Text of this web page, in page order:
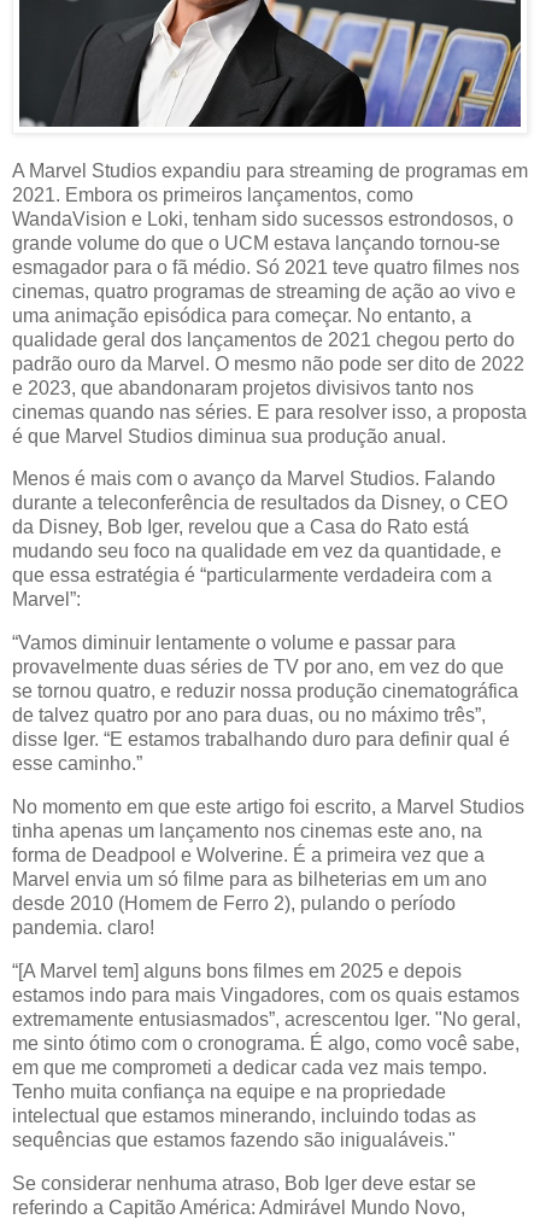
A Marvel Studios expandiu para streaming de programas em
2021. Embora os primeiros lançamentos, como
WandaVision e Loki, tenham sido sucessos estrondosos, o
grande volume do que o UCM estava lançando tornou-se
esmagador para o fã médio. Só 2021 teve quatro filmes nos
cinemas, quatro programas de streaming de ação ao vivo e
uma animação episódica para começar. No entanto, a
qualidade geral dos lançamentos de 2021 chegou perto do
padrão ouro da Marvel. O mesmo não pode ser dito de 2022
e 2023, que abandonaram projetos divisivos tanto nos
cinemas quando nas séries. E para resolver isso, a proposta
é que Marvel Studios diminua sua produção anual.
Menos é mais com o avanço da Marvel Studios. Falando
durante a teleconferência de resultados da Disney, o CEO
da Disney, Bob Iger, revelou que a Casa do Rato está
mudando seu foco na qualidade em vez da quantidade, e
que essa estratégia é “particularmente verdadeira com a
Marvel”:
“Vamos diminuir lentamente o volume e passar para
provavelmente duas séries de TV por ano, em vez do que
se tornou quatro, e reduzir nossa produção cinematográfica
de talvez quatro por ano para duas, ou no máximo três”,
disse Iger. “E estamos trabalhando duro para definir qual é
esse caminho.”
No momento em que este artigo foi escrito, a Marvel Studios
tinha apenas um lançamento nos cinemas este ano, na
forma de Deadpool e Wolverine. É a primeira vez que a
Marvel envia um só filme para as bilheterias em um ano
desde 2010 (Homem de Ferro 2), pulando o período
pandemia. claro!
“[A Marvel tem] alguns bons filmes em 2025 e depois
estamos indo para mais Vingadores, com os quais estamos
extremamente entusiasmados”, acrescentou Iger. "No geral,
me sinto ótimo com o cronograma. É algo, como você sabe,
em que me comprometi a dedicar cada vez mais tempo.
Tenho muita confiança na equipe e na propriedade
intelectual que estamos minerando, incluindo todas as
sequências que estamos fazendo são inigualáveis."
Se considerar nenhuma atraso, Bob Iger deve estar se
referindo a Capitão América: Admirável Mundo Novo,